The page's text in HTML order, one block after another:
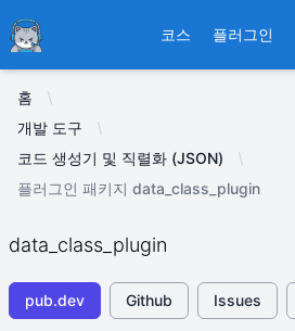
Ducafecat 코스 플러그인
홈
개발 도구
코드 생성기 및 직렬화 (JSON)
플러그인 패키지 data_class_plugin
data_class_plugin
pub.dev Github Issues